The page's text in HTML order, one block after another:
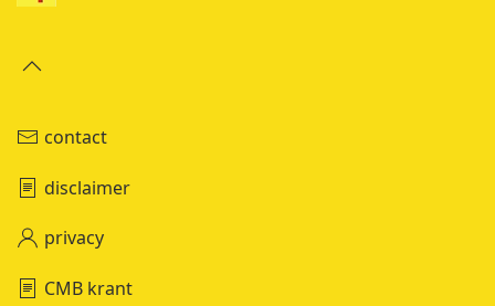
contact
disclaimer
privacy
CMB krant